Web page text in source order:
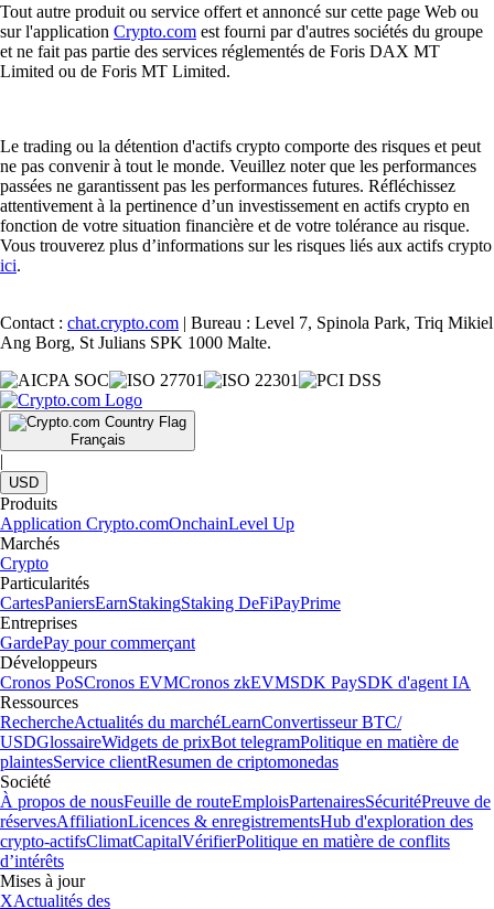
Tout autre produit ou service offert et annoncé sur cette page Web ou
sur l'application Crypto.com est fourni par d'autres sociétés du groupe
et ne fait pas partie des services réglementés de Foris DAX MT
Limited ou de Foris MT Limited.
Le trading ou la détention d'actifs crypto comporte des risques et peut
ne pas convenir à tout le monde. Veuillez noter que les performances
passées ne garantissent pas les performances futures. Réfléchissez
attentivement à la pertinence d’un investissement en actifs crypto en
fonction de votre situation financière et de votre tolérance au risque.
Vous trouverez plus d’informations sur les risques liés aux actifs crypto
ici.
Contact : chat.crypto.com | Bureau : Level 7, Spinola Park, Triq Mikiel
Ang Borg, St Julians SPK 1000 Malte.
Français
|
USD
Produits
Application Crypto.comOnchainLevel Up
Marchés
Crypto
Particularités
CartesPaniersEarnStakingStaking DeFiPayPrime
Entreprises
GardePay pour commerçant
Développeurs
Cronos PoSCronos EVMCronos zkEVMSDK PaySDK d'agent IA
Ressources
RechercheActualités du marchéLearnConvertisseur BTC/
USDGlossaireWidgets de prixBot telegramPolitique en matière de
plaintesService clientResumen de criptomonedas
Société
À propos de nousFeuille de routeEmploisPartenairesSécuritéPreuve de
réservesAffiliationLicences & enregistrementsHub d'exploration des
crypto-actifsClimatCapitalVérifierPolitique en matière de conflits
d’intérêts
Mises à jour
XActualités des